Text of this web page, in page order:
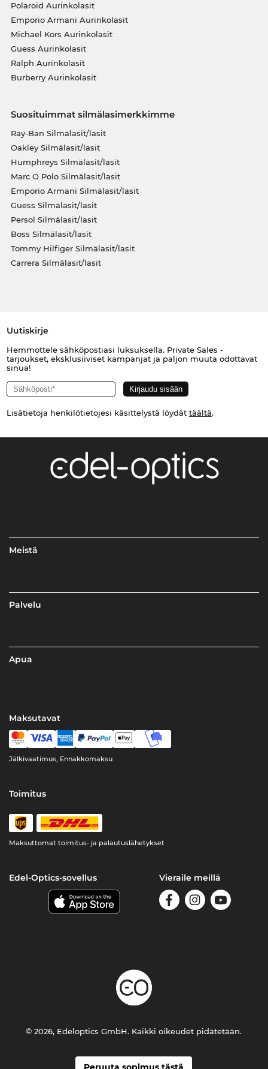
Polaroid Aurinkolasit
Emporio Armani Aurinkolasit
Michael Kors Aurinkolasit
Guess Aurinkolasit
Ralph Aurinkolasit
Burberry Aurinkolasit
Suosituimmat silmälasimerkkimme
Ray-Ban Silmälasit/lasit
Oakley Silmälasit/lasit
Humphreys Silmälasit/lasit
Marc O Polo Silmälasit/lasit
Emporio Armani Silmälasit/lasit
Guess Silmälasit/lasit
Persol Silmälasit/lasit
Boss Silmälasit/lasit
Tommy Hilfiger Silmälasit/lasit
Carrera Silmälasit/lasit
Uutiskirje
Hemmottele sähköpostiasi luksuksella. Private Sales -
tarjoukset, eksklusiiviset kampanjat ja paljon muuta odottavat
sinua!
Lisätietoja henkilötietojesi käsittelystä löydät täältä.
Meistä
Palvelu
Apua
Maksutavat
Jälkivaatimus, Ennakkomaksu
Toimitus
Maksuttomat toimitus- ja palautuslähetykset
Edel-Optics-sovellus Vieraile meillä
© 2026, Edeloptics GmbH. Kaikki oikeudet pidätetään.